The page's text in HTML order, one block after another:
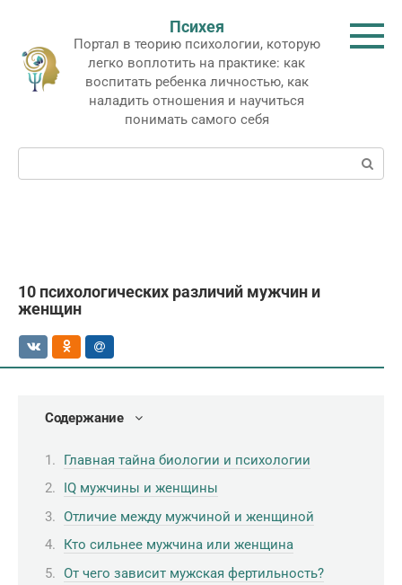
контенту
Психея
Портал в теорию психологии, которую
легко воплотить на практике: как
воспитать ребенка личностью, как
наладить отношения и научиться
понимать самого себя
Поиск:
10 психологических различий мужчин и
женщин
Содержание
Главная тайна биологии и психологии
IQ мужчины и женщины
Отличие между мужчиной и женщиной
Кто сильнее мужчина или женщина
От чего зависит мужская фертильность?